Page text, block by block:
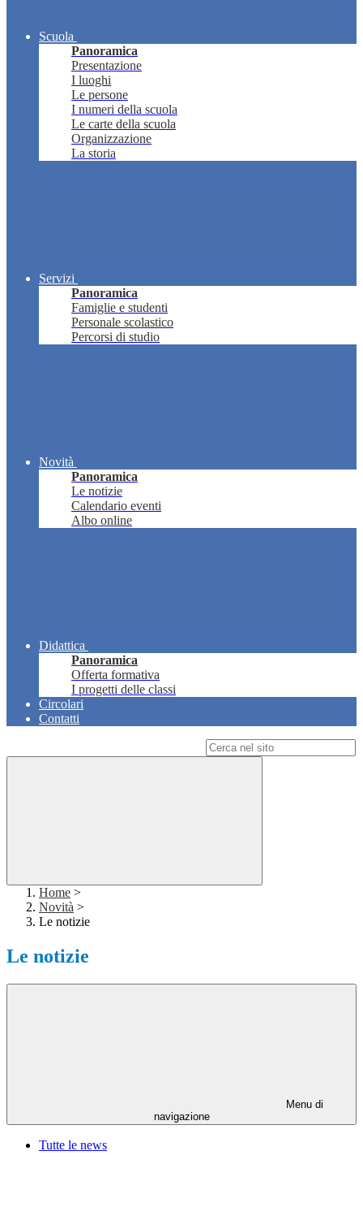
Scuola
Panoramica
Presentazione
I luoghi
Le persone
I numeri della scuola
Le carte della scuola
Organizzazione
La storia
Servizi
Panoramica
Famiglie e studenti
Personale scolastico
Percorsi di studio
Novità
Panoramica
Le notizie
Calendario eventi
Albo online
Didattica
Panoramica
Offerta formativa
I progetti delle classi
Circolari
Contatti
Home >
Novità >
Le notizie
Le notizie
Menu di
navigazione
Tutte le news